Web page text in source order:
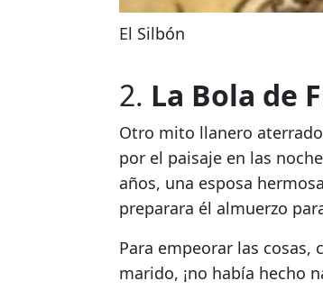
El Silbón
2. La Bola de
Otro mito llanero
por el paisaje en las
años, una esposa
preparara él almuerzo
Para empeorar las cosas,
marido, ¡no había hecho